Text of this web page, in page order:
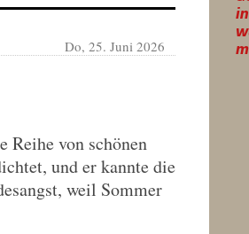
Do, 25. Juni 2026
Reihe von schönen
und er kannte die
weil Sommer